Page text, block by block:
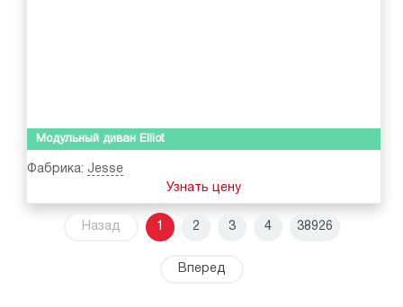
Модульный диван Elliot
Фабрика: Jesse
Узнать цену
Назад 1 2 3 4 38926
Вперед